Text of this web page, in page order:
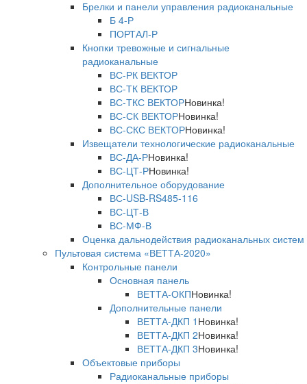
Брелки и панели управления радиоканальные
Б 4-Р
ПОРТАЛ-Р
Кнопки тревожные и сигнальные
радиоканальные
ВС-РК ВЕКТОР
ВС-ТК ВЕКТОР
ВС-ТКС ВЕКТОРНовинка!
ВС-СК ВЕКТОРНовинка!
ВС-СКС ВЕКТОРНовинка!
Извещатели технологические радиоканальные
ВС-ДА-РНовинка!
ВС-ЦТ-РНовинка!
Дополнительное оборудование
ВС-USB-RS485-116
ВС-ЦТ-В
ВС-МФ-В
Оценка дальнодействия радиоканальных систем
Пультовая система «ВЕТТА-2020»
Контрольные панели
Основная панель
ВЕТТА-ОКПНовинка!
Дополнительные панели
ВЕТТА-ДКП 1 Новинка!
ВЕТТА-ДКП 2Новинка!
ВЕТТА-ДКП 3Новинка!
Объектовые приборы
Радиоканальные приборы